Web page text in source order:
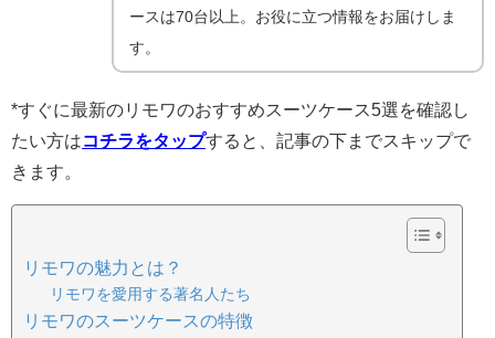
ースは70台以上。お役に立つ情報をお届けしま
す。
*すぐに最新のリモワのおすすめスーツケース5選を確認し
たい方はコチラをタップすると、記事の下までスキップで
きます。
リモワの魅力とは？
リモワを愛用する著名人たち
リモワのスーツケースの特徴